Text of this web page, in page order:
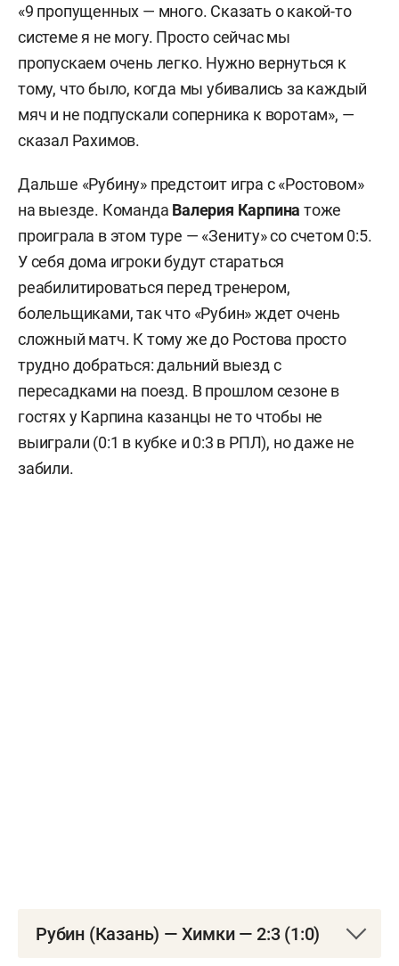
«9 пропущенных — много. Сказать о какой-то
системе я не могу. Просто сейчас мы
пропускаем очень легко. Нужно вернуться к
тому, что было, когда мы убивались за каждый
мяч и не подпускали соперника к воротам», —
сказал Рахимов.
Дальше «Рубину» предстоит игра с «Ростовом»
на выезде. Команда Валерия Карпина тоже
проиграла в этом туре — «Зениту» со счетом 0:5.
У себя дома игроки будут стараться
реабилитироваться перед тренером,
болельщиками, так что «Рубин» ждет очень
сложный матч. К тому же до Ростова просто
трудно добраться: дальний выезд с
пересадками на поезд. В прошлом сезоне в
гостях у Карпина казанцы не то чтобы не
выиграли (0:1 в кубке и 0:3 в РПЛ), но даже не
забили.
Рубин (Казань) — Химки — 2:3 (1:0)